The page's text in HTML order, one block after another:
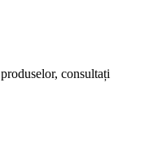
consultați